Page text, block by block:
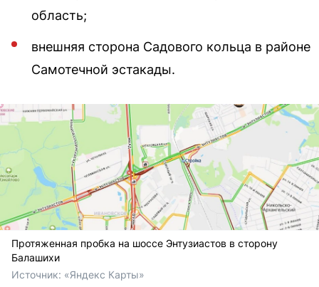
область;
внешняя сторона Садового кольца в районе
Самотечной эстакады.
Протяженная пробка на шоссе Энтузиастов в сторону
Балашихи
Источник: «Яндекс Карты»